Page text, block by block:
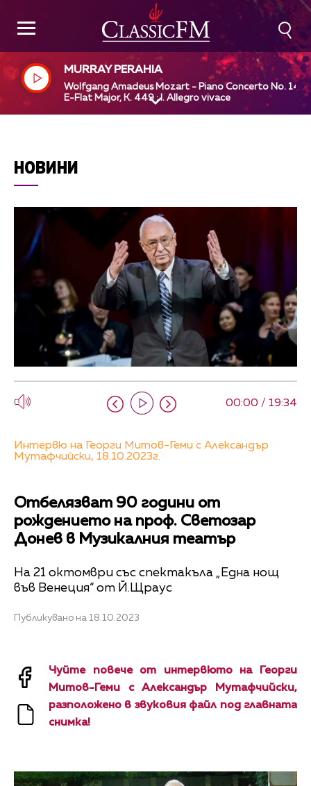
MURRAY PERAHIA
Wolfgang Amadeus Mozart - Piano Concerto No. 14 in
E-Flat Major, K. 449 : I. Allegro vivace
НОВИНИ
00:00 / 19:34
Интервю на Георги Митов-Геми с Александър
Мутафчийски, 18.10.2023г.
Отбелязват 90 години от
рождението на проф. Светозар
Донев в Музикалния театър
На 21 октомври със спектакъла „Една нощ
във Венеция“ от Й.Щраус
Публикувано на 18.10.2023
Чуйте повече от интервюто на Георги
Митов-Геми с Александър Мутафчийски,
разположено в звуковия файл под главната
снимка!